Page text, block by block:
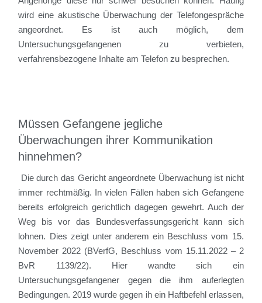
wird eine akustische Überwachung der Telefongespräche
angeordnet. Es ist auch möglich, dem
Untersuchungsgefangenen zu verbieten,
verfahrensbezogene Inhalte am Telefon zu besprechen.
Müssen Gefangene jegliche
Überwachungen ihrer Kommunikation
hinnehmen?
Die durch das Gericht angeordnete Überwachung ist nicht
immer rechtmäßig. In vielen Fällen haben sich Gefangene
bereits erfolgreich gerichtlich dagegen gewehrt. Auch der
Weg bis vor das Bundesverfassungsgericht kann sich
lohnen. Dies zeigt unter anderem ein Beschluss vom 15.
November 2022 (BVerfG, Beschluss vom 15.11.2022 – 2
BvR 1139/22). Hier wandte sich ein
Untersuchungsgefangener gegen die ihm auferlegten
Bedingungen. 2019 wurde gegen ih ein Haftbefehl erlassen,